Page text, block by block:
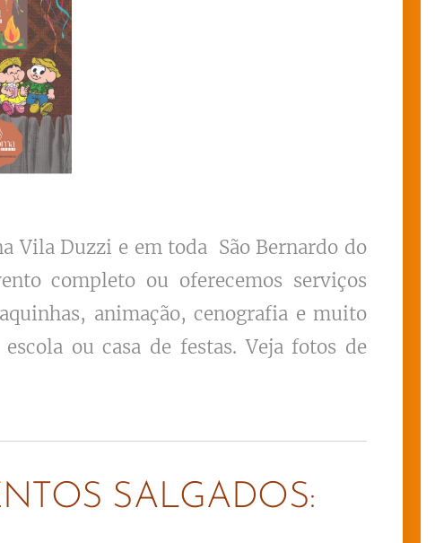
Vila Duzzi e emtoda São Bernardo do
completo ou oferecemos serviços
animação, cenografia e muito
ou casa de festas. Veja fotos de
SALGADOS: